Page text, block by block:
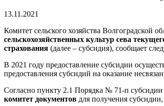
13.11.2021
Комитет сельского хозяйства Волгоградской
сельскохозяйственных культур сева
страхования (далее – субсидия), сообщает
В 2021 году предоставление субсидии
предоставления субсидий на оказание
Согласно пункту 2.1 Порядка № 71-п субсидии
комитет документов для получения